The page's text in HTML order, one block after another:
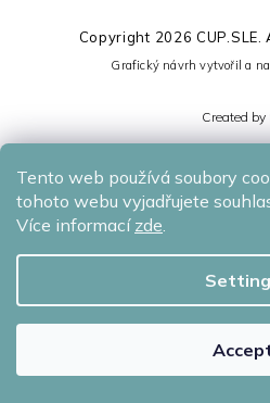
Tento web používá soubory
tohoto webu vyjadřujete
Více informací zde.
Created by
Copyright 2026 CUP.SLE
Grafický návrh vytvořil a